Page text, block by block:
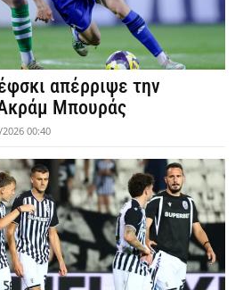
απέρριψε την
Μπουράς
00:40